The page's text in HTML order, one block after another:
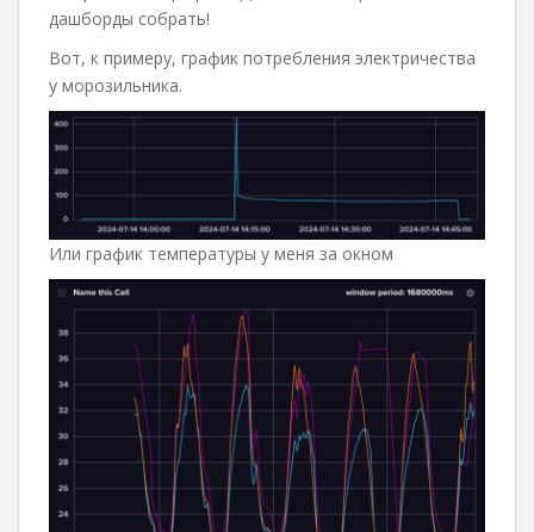
дашборды собрать!
Вот, к примеру, график потребления электричества
у морозильника.
Или график температуры у меня за окном